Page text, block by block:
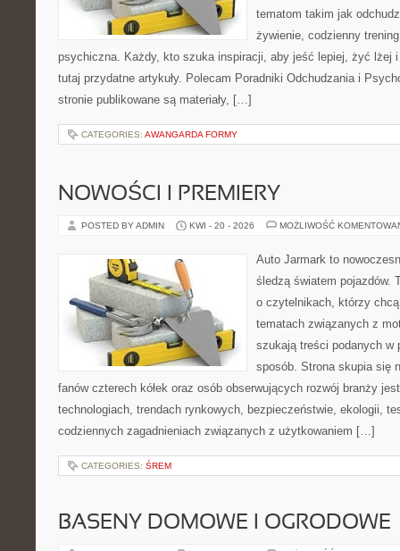
tematom takim jak
żywienie, codzienny
psychiczna. Każdy, kto szuka inspiracji, aby jeść lepiej, żyć lżej
tutaj przydatne artykuły. Polecam Poradniki Odchudzania i
stronie publikowane są materiały, […]
CATEGORIES: AWANGARDA FORMY
NOWOŚCI I PREMIERY
POSTED BY ADMIN KWI - 20 - 2026 MOŻLIWOŚĆ
Auto Jarmark to
śledzą światem pojazdów.
o czytelnikach, którzy
tematach związanych z
szukają treści podanych w
sposób. Strona skupia się
fanów czterech kółek oraz osób obserwujących rozwój branży
technologiach, trendach rynkowych, bezpieczeństwie, ekologii,
codziennych zagadnieniach związanych z użytkowaniem […]
CATEGORIES: ŚREM
BASENY DOMOWE I OGRODOWE